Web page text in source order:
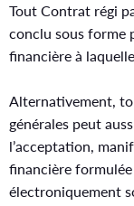
Tout Contrat régi
conclu sous forme
financière à
Alternativement,
générales peut
l’acceptation,
financière
électroniquement